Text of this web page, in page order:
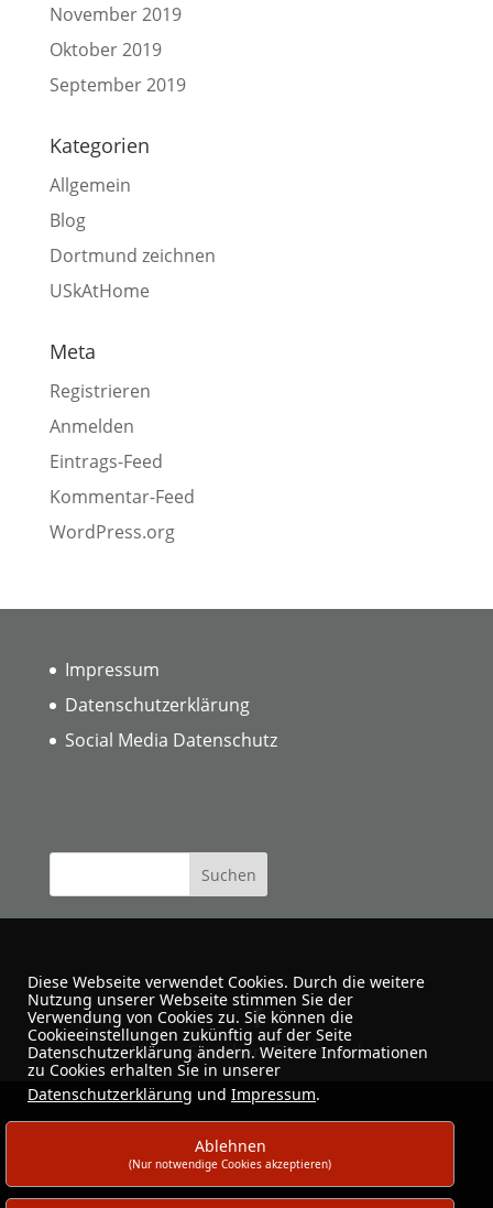
November 2019
Oktober 2019
September 2019
Kategorien
Allgemein
Blog
Dortmund zeichnen
USkAtHome
Meta
Registrieren
Anmelden
Eintrags-Feed
Kommentar-Feed
WordPress.org
Impressum
Datenschutzerklärung
Social Media Datenschutz
Urban Sketchers Dortmund
Diese Webseite verwendet Cookies. Durch die weitere
Nutzung unserer Webseite stimmen Sie der
Verwendung von Cookies zu. Sie können die
Cookieeinstellungen zukünftig auf der Seite
Datenschutzerklärung ändern. Weitere Informationen
zu Cookies erhalten Sie in unserer
Datenschutzerklärung und Impressum.
Ablehnen
(Nur notwendige Cookies akzeptieren)